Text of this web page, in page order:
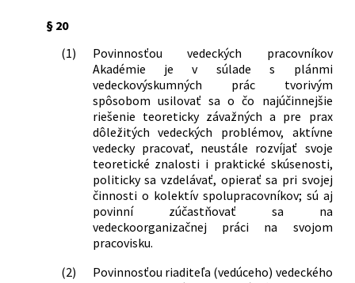
§ 20
(1)
Povinnosťou vedeckých pracovníkov
Akadémie je v súlade s plánmi
vedeckovýskumných prác tvorivým
spôsobom usilovať sa o čo najúčinnejšie
riešenie teoreticky závažných a pre prax
dôležitých vedeckých problémov, aktívne
vedecky pracovať, neustále rozvíjať svoje
teoretické znalosti i praktické skúsenosti,
politicky sa vzdelávať, opierať sa pri svojej
činnosti o kolektív spolupracovníkov; sú aj
povinní zúčastňovať sa na
vedeckoorganizačnej práci na svojom
pracovisku.
(2)
Povinnosťou riaditeľa (vedúceho) vedeckého